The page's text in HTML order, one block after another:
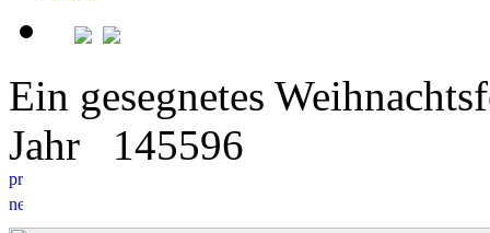
Ein gesegnetes
Jahr 145596